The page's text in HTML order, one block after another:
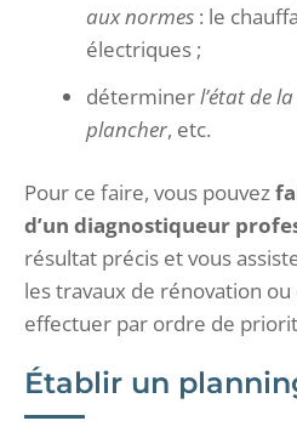
aux normes : le
électriques ;
déterminerl’état de
plancher, etc.
Pour ce faire, vous pouvez
d’un diagnostiqueur
résultat précis et vous
les travaux de rénovation
effectuer par ordre de
Établir un